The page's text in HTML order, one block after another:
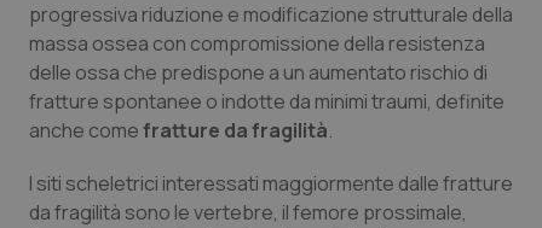
Campania
Emilia-Romagna
Lazio
Car-T
Colesterolo & coronaropatie
Diabete & glucometri
progressiva riduzione e modificazione strutturale della
massa ossea con compromissione della resistenza
delle ossa che predispone a un aumentato rischio di
fratture spontanee o indotte da minimi traumi, definite
anche comefratture da fragilità.
I siti scheletrici interessati maggiormente dalle fratture
da fragilità sono le vertebre, il femore prossimale,